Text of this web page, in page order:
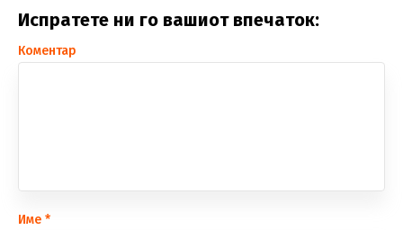
Испратете ни го вашиот впечаток:
Коментар
Име *